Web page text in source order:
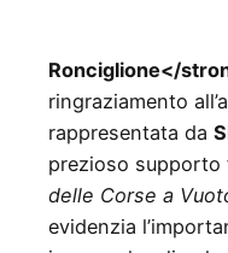
Ronciglione</
ringraziamento
rappresentata da
prezioso
delle Corse a
evidenzia